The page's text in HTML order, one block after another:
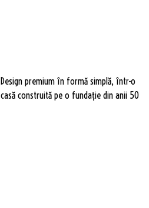
Design premium în formă simplă, într-o
casă construită pe o fundație din anii 50